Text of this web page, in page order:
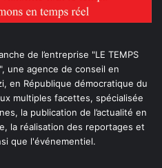
de l’entreprise "LE TEMPS
une agence de conseil en
en République démocratique du
multiples facettes, spécialisée
la publication de l’actualité en
la réalisation des reportages et
que l'événementiel.